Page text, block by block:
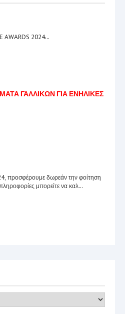
AWARDS 2024...
ΓΑΛΛΙΚΩΝ ΓΙΑ ΕΝΗΛΙΚΕΣ
προσφέρουμε δωρεάν την φοίτηση
μπορείτε να καλ...